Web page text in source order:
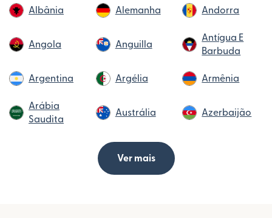
Albânia Alemanha Andorra
Angola Anguilla
Antígua E
Barbuda
Argentina Argélia Armênia
Arábia
Saudita
Austrália Azerbaijão
Ver mais